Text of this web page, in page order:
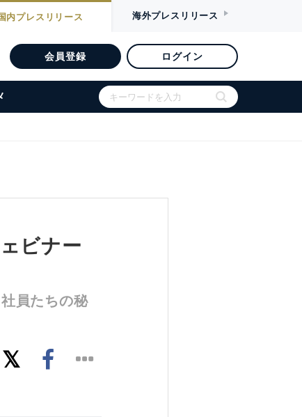
内プレスリリース 海外プレスリリース
会員登録 ログイン
ビナー
員たちの秘